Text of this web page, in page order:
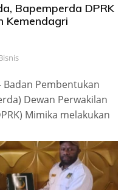
Bapemperda DPRK
Kemendagri
Badan Pembentukan
Dewan Perwakilan
Mimika melakukan